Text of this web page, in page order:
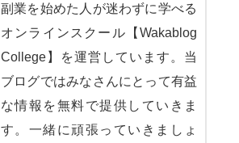
副業を始めた人が迷わずに学べる
オンラインスクール【Wakablog
College】を運営しています。当
ブログではみなさんにとって有益
な情報を無料で提供していきま
す。一緒に頑張っていきましょ